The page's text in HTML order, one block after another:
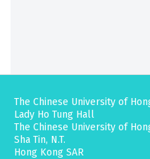
The Chinese University of
Lady Ho Tung Hall
The Chinese University of
Sha Tin, N.T.
Hong Kong SAR